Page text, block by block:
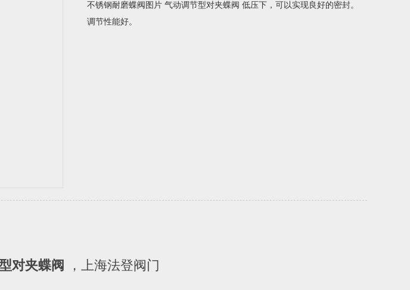
不锈钢耐磨蝶阀图片 气动调节型对夹蝶阀 低压下，可以实现良好的密封。
调节性能好。
对夹蝶阀 ，上海法登阀门